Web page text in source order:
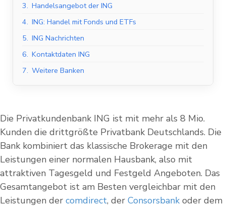
3. Handelsangebot der ING
4. ING: Handel mit Fonds und ETFs
5. ING Nachrichten
6. Kontaktdaten ING
7. Weitere Banken
Die Privatkundenbank ING ist mit mehr als 8 Mio.
Kunden die drittgrößte Privatbank Deutschlands. Die
Bank kombiniert das klassische Brokerage mit den
Leistungen einer normalen Hausbank, also mit
attraktiven Tagesgeld und Festgeld Angeboten. Das
Gesamtangebot ist am Besten vergleichbar mit den
Leistungen der comdirect, der Consorsbank oder dem